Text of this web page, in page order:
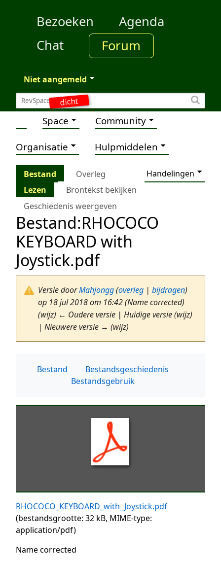
dicht
Bezoeken
Agenda
Chat
Forum
Niet aangemeld
Space Community
Organisatie Hulpmiddelen
Bestand Overleg
Handelingen
Lezen
Brontekst bekijken
Geschiedenis weergeven
Bestand:RHOCOCO
KEYBOARD with
Joystick.pdf
Versie doorMahjongg(overleg | bijdragen)
op 18 jul 2018 om 16:42(Name corrected)
(wijz) ← Oudere versie | Huidige versie (wijz)
| Nieuwere versie → (wijz)
Bestand
Bestandsgeschiedenis
Bestandsgebruik
RHOCOCO_KEYBOARD_with_Joystick.pdf
(bestandsgrootte: 32 kB, MIME-type:
application/pdf)
Name corrected